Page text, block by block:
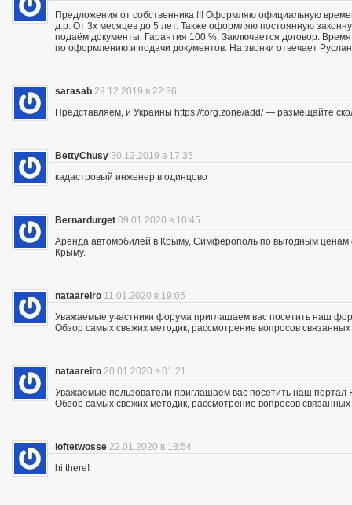
Предложения от собственника !!! Оформляю официальную
д.р. От 3х месяцев до 5 лет. Также оформляю постоянную
подаём документы. Гарантия 100 %. Заключается договор.
по оформлению и подачи документов. На звонки отвечает
sarasab 29.12.2019 в 22:36
Представляем, и Украины https://torg.zone/add/ — размещайте
BettyChusy 30.12.2019 в 17:35
кадастровый инженер в одинцово
Bernardurget 09.01.2020 в 10:45
Аренда автомобилей в Крыму, Симферополь по выгодным ценам
Крыму.
nataareiro 11.01.2020 в 19:05
Уважаемые участники форума приглашаем вас посетить наш
Обзор самых свежих методик, рассмотрение вопросов связанных
nataareiro 20.01.2020 в 01:21
Уважаемые пользователи приглашаем вас посетить наш портал
Обзор самых свежих методик, рассмотрение вопросов связанных
loftetwosse 22.01.2020 в 18:54
hi there!